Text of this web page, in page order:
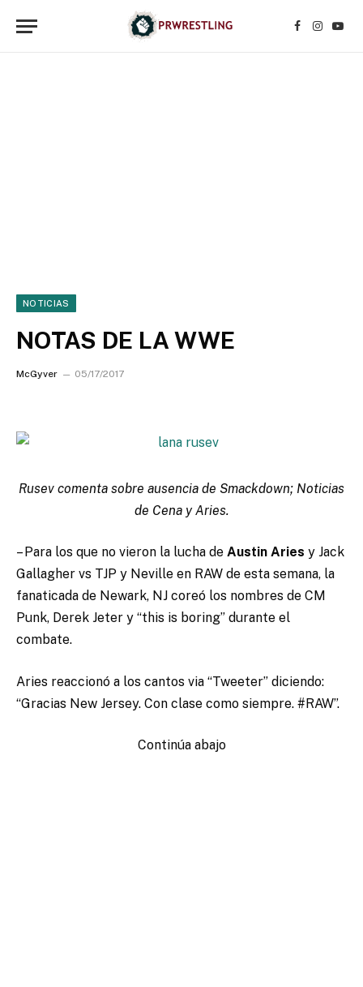
Facebook
NOTICIAS
NOTAS DE LA WWE
McGyver 05/17/2017
Rusev comenta sobre ausencia de Smackdown; Noticias
de Cena y Aries.
– Para los que no vieron la lucha de Austin Aries y Jack
Gallagher vs TJP y Neville en RAW de esta semana, la
fanaticada de Newark, NJ coreó los nombres de CM
Punk, Derek Jeter y “this is boring” durante el
combate.
Aries reaccionó a los cantos via “Tweeter” diciendo:
“Gracias New Jersey. Con clase como siempre. #RAW”.
Continúa abajo